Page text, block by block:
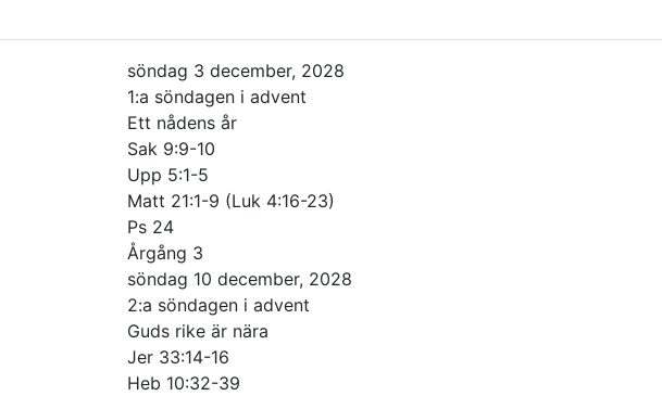
söndag 3 december, 2028
1:a söndagen i advent
Ett nådens år
Sak 9:9-10
Upp 5:1-5
Matt 21:1-9 (Luk 4:16-23)
Ps 24
Årgång 3
söndag 10 december, 2028
2:a söndagen i advent
Guds rike är nära
Jer 33:14-16
Heb 10:32-39